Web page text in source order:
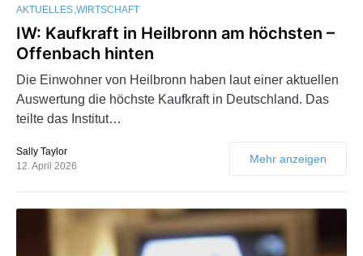
AKTUELLES WIRTSCHAFT
IW: Kaufkraft in Heilbronn am höchsten –
Offenbach hinten
Die Einwohner von Heilbronn haben laut einer aktuellen
Auswertung die höchste Kaufkraft in Deutschland. Das
teilte das Institut…
Sally Taylor
12. April 2026
Mehr anzeigen